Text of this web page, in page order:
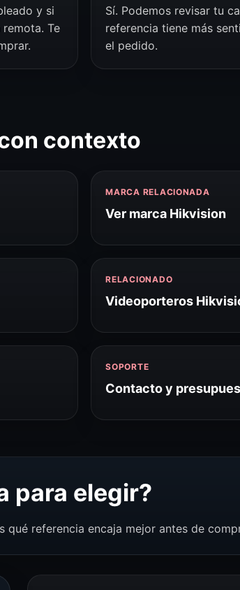
y si
Te
Sí. Podemos revisar tu
referencia tiene más
el pedido.
contexto
MARCA RELACIONADA
Ver marca Hikvision
RELACIONADO
Videoporteros
SOPORTE
Contacto y
para elegir?
qué referencia encaja mejor antes de